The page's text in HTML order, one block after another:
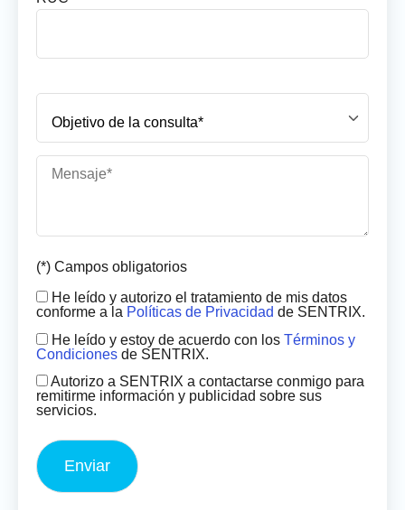
(*) Campos obligatorios
He leído y autorizo el tratamiento de mis datos
conforme a la Políticas de Privacidad de SENTRIX.
He leído y estoy de acuerdo con los Términos y
Condiciones de SENTRIX.
Autorizo a SENTRIX a contactarse conmigo para
remitirme información y publicidad sobre sus
servicios.